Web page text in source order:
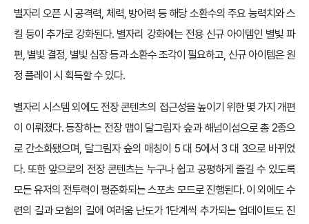
별자리 오픈 시 공격력, 체력, 방어력 등 해당 소환수의 주요 능력치와 스
킬 등이 추가로 강화된다. 별자리 강화에는 전용 신규 아이템인 별빛 파
편, 별빛 결정, 별빛 심장 등과 소환수 조각이 필요하고, 신규 아이템은 원
정 플레이 시 획득할 수 있다.
별자리 시스템 외에도 전장 콘텐츠의 접근성을 높이기 위한 몇 가지 개편
이 이뤄졌다. 등장하는 전장 맵이 달그림자 숲과 해넘이섬으로 총 2종으
로 간소화됐으며, 달그림자 숲의 매칭이 5 대 5에서 3 대 3으로 바뀌었
다. 또한 앞으로의 전장 콘텐츠는 누구나 쉽고 공평하게 즐길 수 있도록
모든 유저의 전투력이 평준화되는 스포츠 모드로 진행된다. 이 외에도 수
련의 길과 모험의 길에 여러움 난도가 1단계씩 추가되는 업데이트도 진